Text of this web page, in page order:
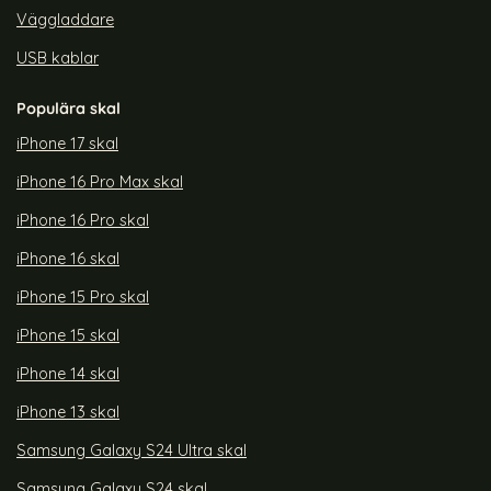
Väggladdare
USB kablar
Populära skal
iPhone 17 skal
iPhone 16 Pro Max skal
iPhone 16 Pro skal
iPhone 16 skal
iPhone 15 Pro skal
iPhone 15 skal
iPhone 14 skal
iPhone 13 skal
Samsung Galaxy S24 Ultra skal